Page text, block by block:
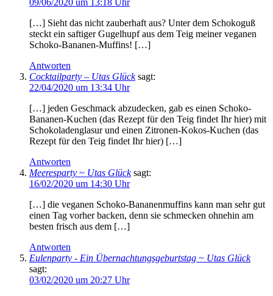
09/06/2020 um 13:18 Uhr
[…] Sieht das nicht zauberhaft aus? Unter dem Schokoguß
steckt ein saftiger Gugelhupf aus dem Teig meiner veganen
Schoko-Bananen-Muffins! […]
Antworten
Cocktailparty – Utas Glück sagt:
22/04/2020 um 13:34 Uhr
[…] jeden Geschmack abzudecken, gab es einen Schoko-
Bananen-Kuchen (das Rezept für den Teig findet Ihr hier) mit
Schokoladenglasur und einen Zitronen-Kokos-Kuchen (das
Rezept für den Teig findet Ihr hier) […]
Antworten
Meeresparty ~ Utas Glück sagt:
16/02/2020 um 14:30 Uhr
[…] die veganen Schoko-Bananenmuffins kann man sehr gut
einen Tag vorher backen, denn sie schmecken ohnehin am
besten frisch aus dem […]
Antworten
Eulenparty - Ein Übernachtungsgeburtstag ~ Utas Glück
sagt:
03/02/2020 um 20:27 Uhr